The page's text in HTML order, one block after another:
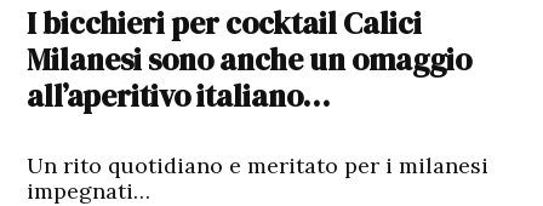
I bicchieri per cocktail Calici
Milanesi sono anche un omaggio
all’aperitivo italiano…
Un rito quotidiano e meritato per i milanesi
impegnati…